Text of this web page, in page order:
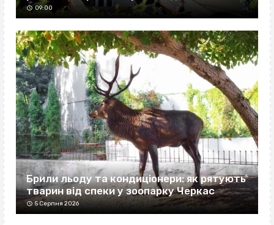
09:00
Брили льоду та кондиціонери: як рятують
тварин від спеки у зоопарку Черкас
5 Серпня 2026